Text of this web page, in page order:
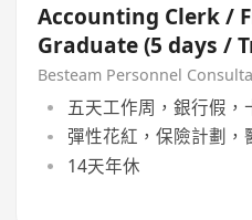
Accounting Clerk /
Graduate (5 days /
Besteam Personnel
五天工作周，銀行假，
彈性花紅，保險計劃，
14天年休